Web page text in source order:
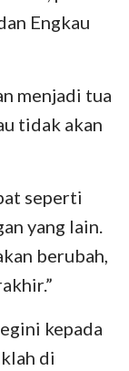
13
Engkau
menjadi tua
tidak akan
seperti
yang lain.
berubah,
kepada
di